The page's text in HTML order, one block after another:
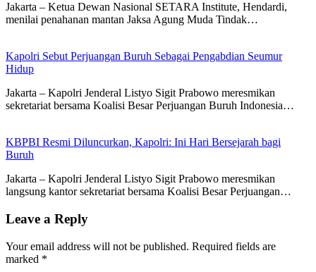
Jakarta – Ketua Dewan Nasional SETARA Institute, Hendardi,
menilai penahanan mantan Jaksa Agung Muda Tindak…
Kapolri Sebut Perjuangan Buruh Sebagai Pengabdian Seumur
Hidup
Jakarta – Kapolri Jenderal Listyo Sigit Prabowo meresmikan
sekretariat bersama Koalisi Besar Perjuangan Buruh Indonesia…
KBPBI Resmi Diluncurkan, Kapolri: Ini Hari Bersejarah bagi
Buruh
Jakarta – Kapolri Jenderal Listyo Sigit Prabowo meresmikan
langsung kantor sekretariat bersama Koalisi Besar Perjuangan…
Leave a Reply
Your email address will not be published. Required fields are
marked *